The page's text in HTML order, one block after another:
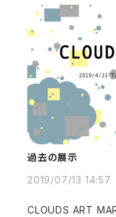
過去の展示
2019/07/13 14:57
CLOUDS ART